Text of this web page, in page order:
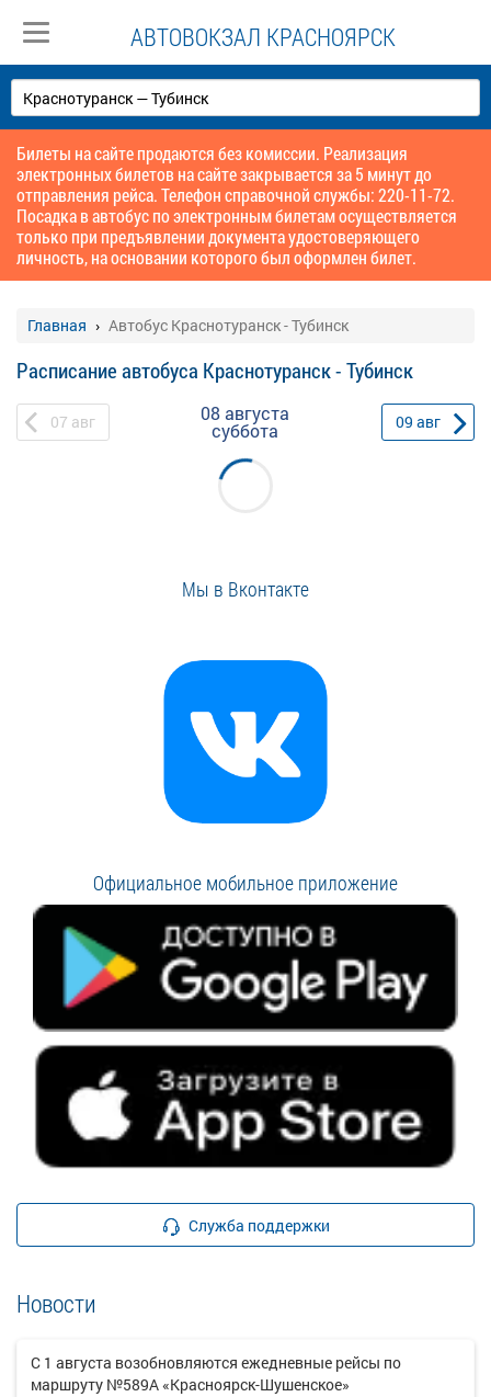
АВТОВОКЗАЛ КРАСНОЯРСК
Билеты на сайте продаются без комиссии. Реализация
электронных билетов на сайте закрывается за 5 минут до
отправления рейса. Телефон справочной службы: 220-11-72.
Посадка в автобус по электронным билетам осуществляется
только при предъявлении документа удостоверяющего
личность, на основании которого был оформлен билет.
Главная Автобус Краснотуранск - Тубинск
Расписание автобуса Краснотуранск - Тубинск
07 авг 08 августа
суббота 09 авг
Мы в Вконтакте
Официальное мобильное приложение
Служба поддержки
Новости
С 1 августа возобновляются ежедневные рейсы по
маршруту №589А «Красноярск-Шушенское»